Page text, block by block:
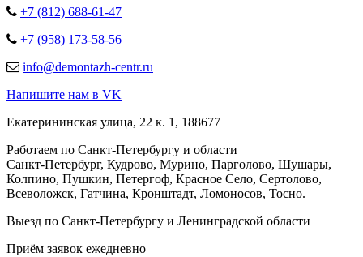
+7 (812) 688-61-47
+7 (958) 173-58-56
info@demontazh-centr.ru
Напишите нам в VK
Екатерининская улица, 22 к. 1, 188677
Работаем по Санкт-Петербургу и области
Санкт-Петербург, Кудрово, Мурино, Парголово, Шушары,
Колпино, Пушкин, Петергоф, Красное Село, Сертолово,
Всеволожск, Гатчина, Кронштадт, Ломоносов, Тосно.
Выезд по Санкт-Петербургу и Ленинградской области
Приём заявок ежедневно